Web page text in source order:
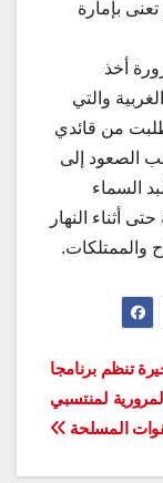
بإمارة
أخذ
والتي
من قائدي
الصعود إلى
السماء
أثناء النهار
والممتلكات.
تنظم برنامجا
لمنتسبي
المسلحة